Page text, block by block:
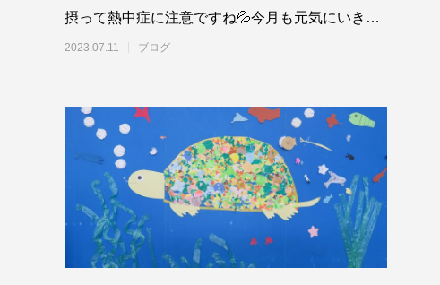
摂って熱中症に注意ですね💦今月も元気にいきま
しょう！！そして・・・子
2023.07.11 ブログ